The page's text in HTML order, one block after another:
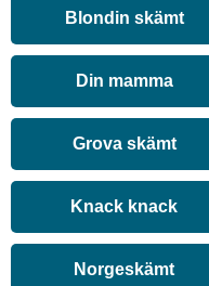
Blondin skämt
Din mamma
Grova skämt
Knack knack
Norgeskämt